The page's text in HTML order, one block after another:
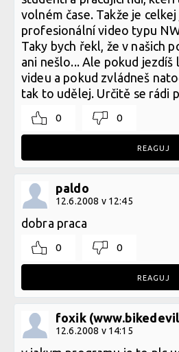
volném čase. Takže je celkej
profesionální video typu
Taky bych řekl, že v našich
ani nešlo... Ale pokud jezdíš
videu a pokud zvládneš
tak to udělej. Určitě se rádi
0 0
REAGUJ
paldo
12.6.2008 v 12:45
dobra praca
0 0
REAGUJ
foxik
12.6.2008 v 14:15